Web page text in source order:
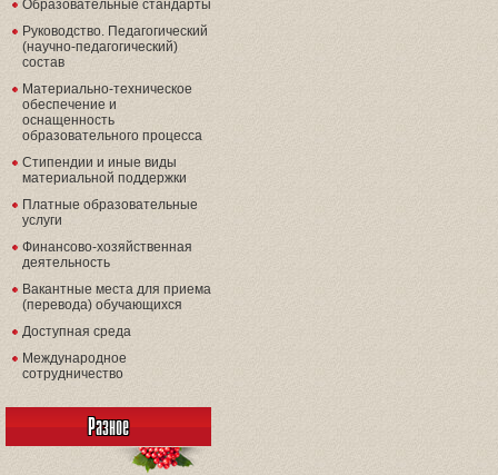
Образовательные стандарты
Руководство. Педагогический
(научно-педагогический)
состав
Материально-техническое
обеспечение и
оснащенность
образовательного процесса
Стипендии и иные виды
материальной поддержки
Платные образовательные
услуги
Финансово-хозяйственная
деятельность
Вакантные места для приема
(перевода) обучающихся
Доступная среда
Международное
сотрудничество
Разное